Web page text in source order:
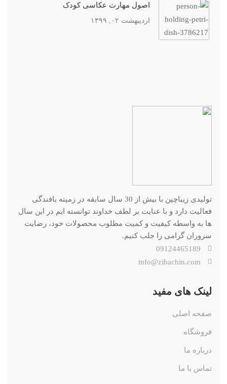
اصول مهارت عکاسی کودک
اردیبهشت ۰۲, ۱۳۹۹
تولیدی زیباچین با بیش از 30 سال سابقه در زمینه بافندگی
فعالیت دارد و با عنایت بر لطف خداوند توانسته ایم در این سال
ها به واسطه کیفیت و کمیت مطلوب محصولات خود، رضایت
سروران گرامی را جلب کنیم.
09124465189
info@zibachin.com
لینک های مفید
صفحه اصلی
فروشگاه
درباره ما
تماس با ما